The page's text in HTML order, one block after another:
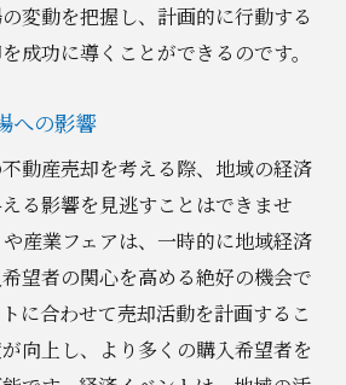
変動を把握し、計画的に行動する
成功に導くことができるのです。
への影響
動産売却を考える際、地域の経済
る影響を見逃すことはできませ
産業フェアは、一時的に地域経済
望者の関心を高める絶好の機会で
に合わせて売却活動を計画するこ
向上し、より多くの購入希望者を